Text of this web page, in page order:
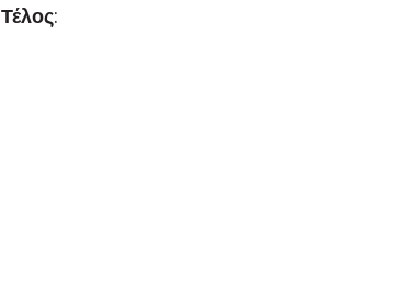
Τέλος: